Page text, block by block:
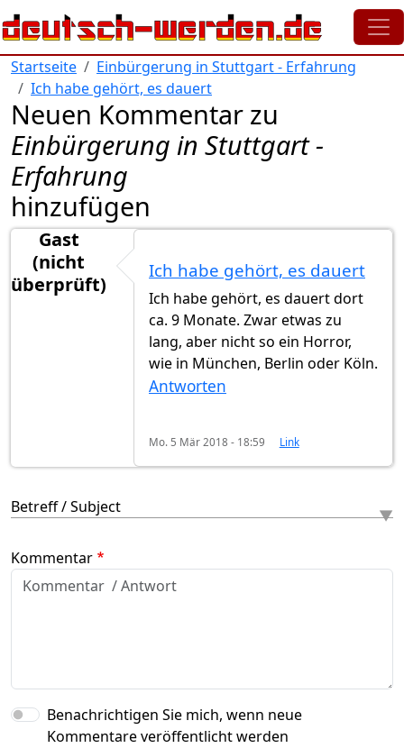
Direkt zum Inhalt
Startseite
Einbürgerung in Stuttgart - Erfahrung
Ich habe gehört, es dauert
Neuen Kommentar zu
Einbürgerung in Stuttgart -
Erfahrung
hinzufügen
Gast
(nicht
überprüft)
Ich habe gehört, es dauert
Ich habe gehört, es dauert dort
ca. 9 Monate. Zwar etwas zu
lang, aber nicht so ein Horror,
wie in München, Berlin oder Köln.
Antworten
Mo. 5 Mär 2018 - 18:59 Link
Betreff / Subject
Kommentar
Benachrichtigen Sie mich, wenn neue
Kommentare veröffentlicht werden